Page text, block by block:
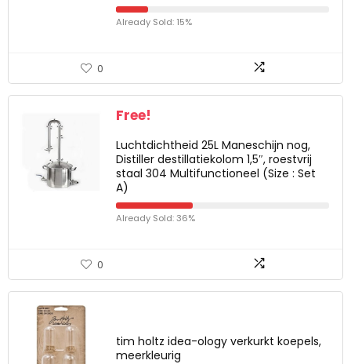
Already Sold: 15%
0
Free!
Luchtdichtheid 25L Maneschijn nog,
Distiller destillatiekolom 1,5″, roestvrij
staal 304 Multifunctioneel (Size : Set
A)
Already Sold: 36%
0
tim holtz idea-ology verkurkt koepels,
meerkleurig